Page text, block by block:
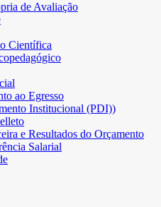
de Avaliação
Científica
ao Egresso
Institucional (PDI))
e Resultados do Orçamento
Salarial